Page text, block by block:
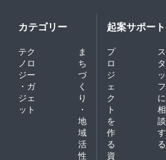
カテゴリー
テク
ノロ
ジー
・ガ
ジェ
ット
ま
ち
づ
く
り
・
地
域
活
性
起案サポート
プ
ロ
ジ
ェ
ク
ト
を
作
る
ス
タ
ッ
フ
に
相
談
す
る
資